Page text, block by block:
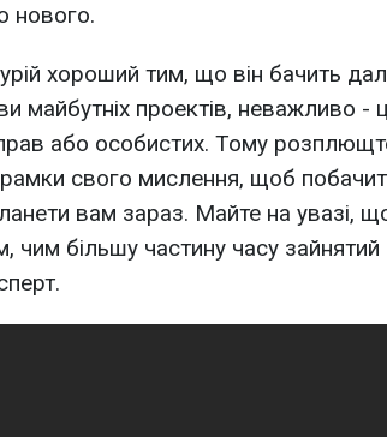
нового.
хороший тим, що він бачить
майбутніх проектів, неважливо -
або особистих. Тому
свого мислення, щоб
вам зараз. Майте на увазі,
чим більшу частину часу